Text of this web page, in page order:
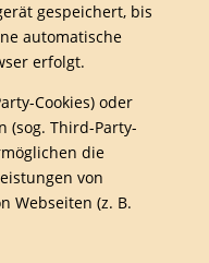
gespeichert, bis
automatische
erfolgt.
Cookies) oder
(sog. Third-Party-
die
von
Webseiten (z. B.